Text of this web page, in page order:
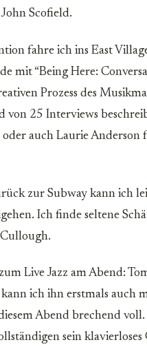
Scofield.
fahre ich ins East
mit “Being Here:
Prozess des
von 25 Interviews
auch Laurie Anderson
zur Subway kann ich
Ich finde seltene
Live Jazz am Abend:
ich ihn erstmals auch
Abend brechend
sein